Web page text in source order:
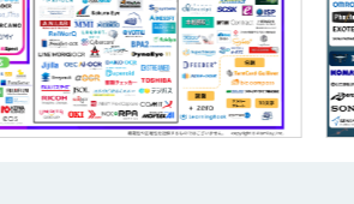
AI×RPAソリューション